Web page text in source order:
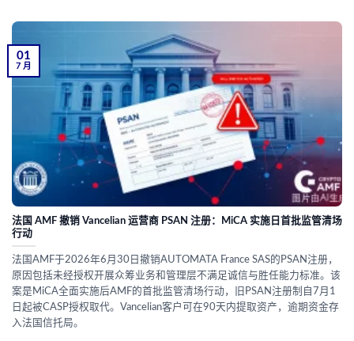
法国 AMF 撤销 Vancelian 运营商 PSAN 注册：MiCA 实施日首批监管清场
行动
法国AMF于2026年6月30日撤销AUTOMATA France SAS的PSAN注册，
原因包括未经授权开展众筹业务和管理层不满足诚信与胜任能力标准。该
案是MiCA全面实施后AMF的首批监管清场行动，旧PSAN注册制自7月1
日起被CASP授权取代。Vancelian客户可在90天内提取资产，逾期资金存
入法国信托局。
01
7 月